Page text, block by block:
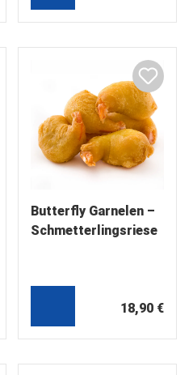
Butterfly Garnelen –
Schmetterlingsriese
18,90 €